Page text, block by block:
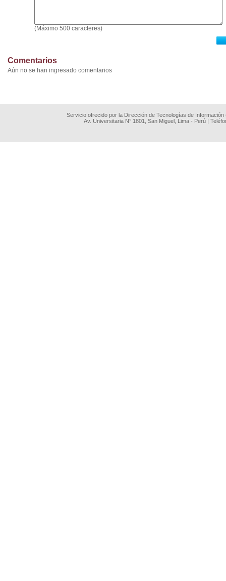
(Máximo 500 caracteres)
Comentarios
Aún no se han ingresado comentarios
Servicio ofrecido por la Dirección de Tecnologías de
Av. Universitaria N° 1801, San Miguel, Lima - Perú |